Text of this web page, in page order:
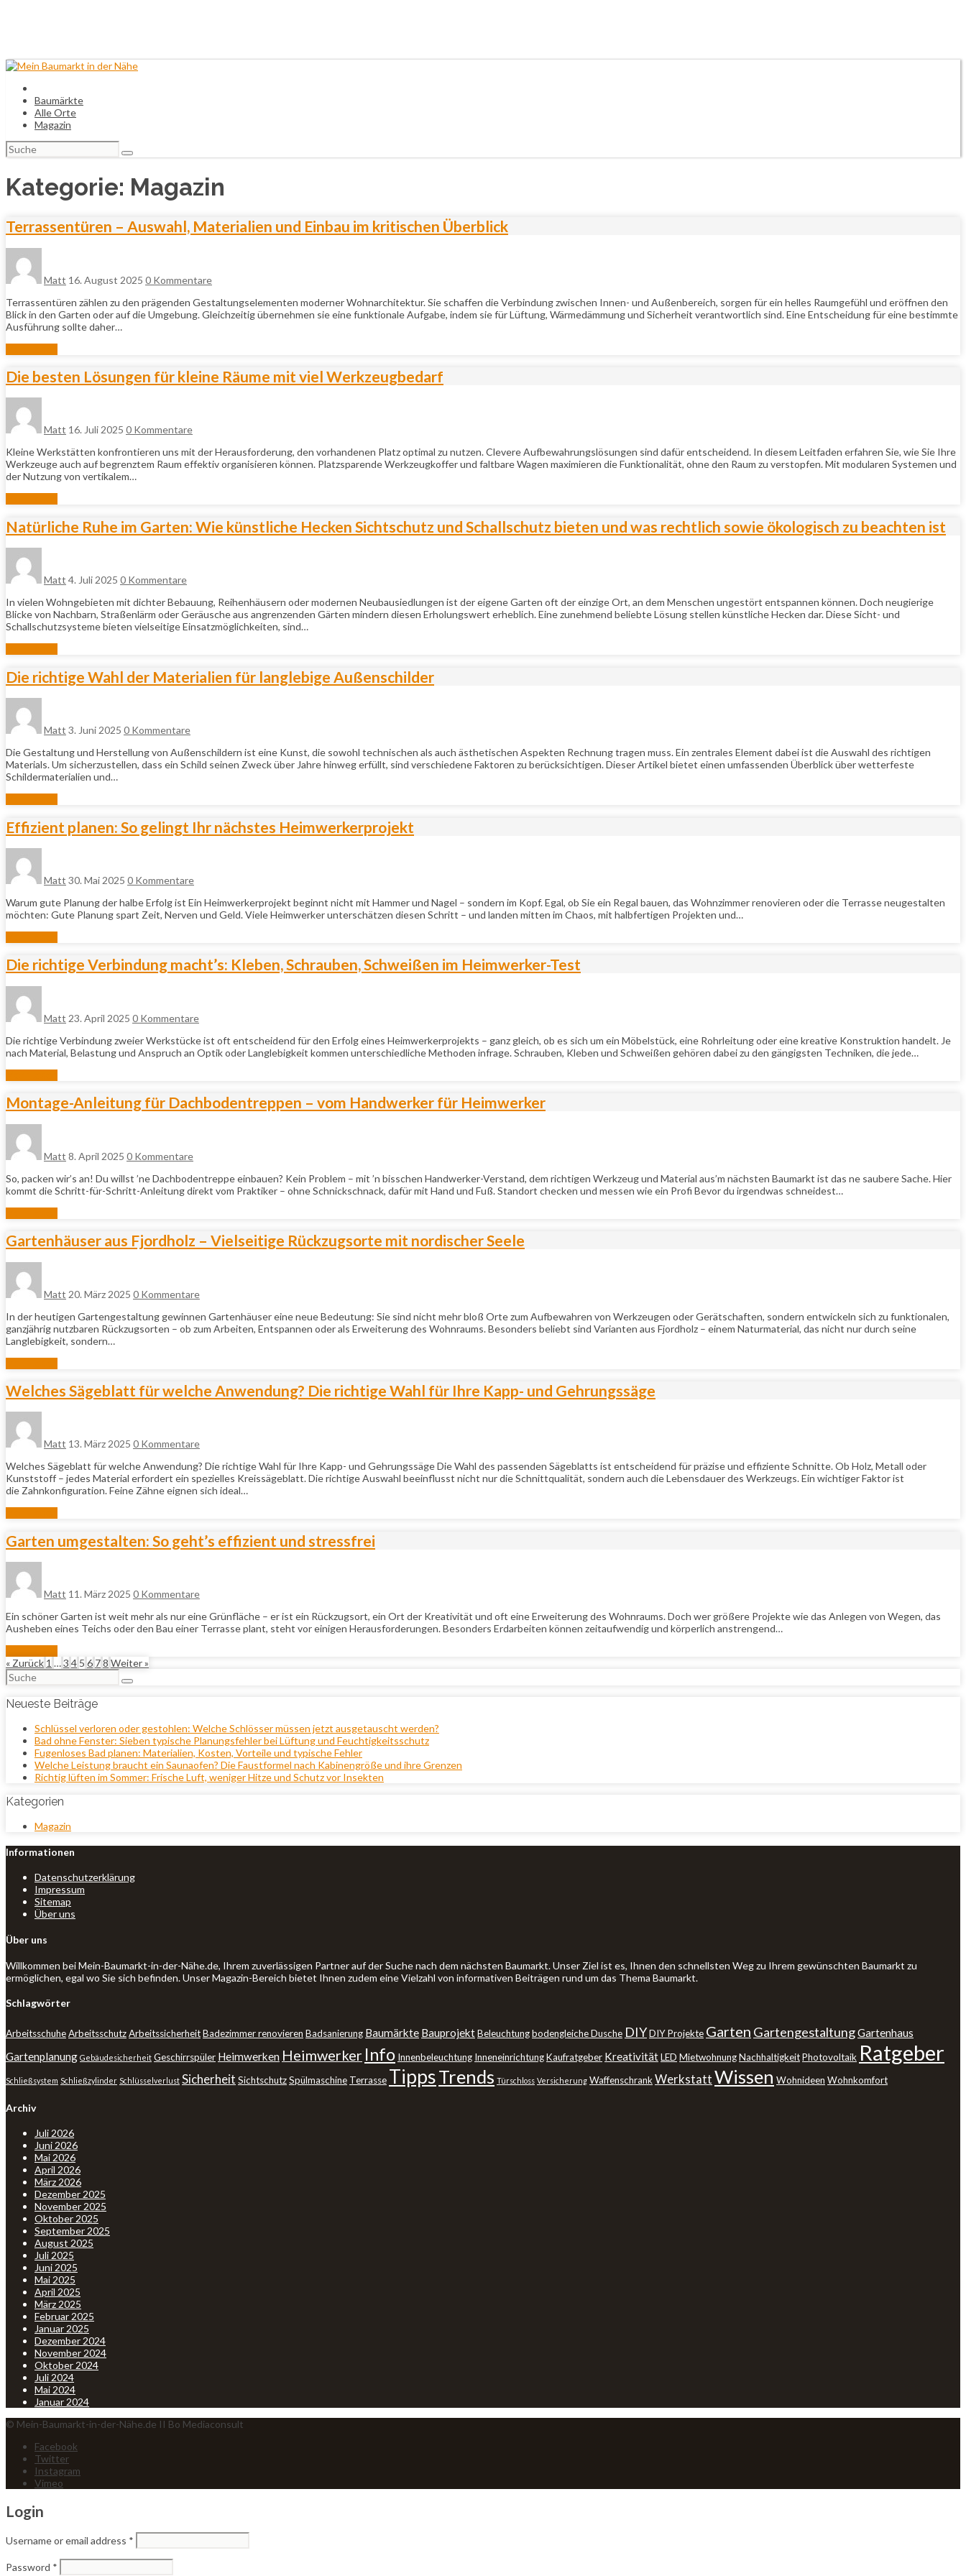
Baumärkte
Alle Orte
Magazin
Suchen
nach:
Kategorie: Magazin
Terrassentüren – Auswahl, Materialien und Einbau im kritischen Überblick
Matt 16. August 2025 0 Kommentare
Terrassentüren zählen zu den prägenden Gestaltungselementen moderner Wohnarchitektur. Sie schaffen die Verbindung zwischen Innen- und Außenbereich, sorgen für ein helles Raumgefühl und eröffnen den
Blick in den Garten oder auf die Umgebung. Gleichzeitig übernehmen sie eine funktionale Aufgabe, indem sie für Lüftung, Wärmedämmung und Sicherheit verantwortlich sind. Eine Entscheidung für eine bestimmte
Ausführung sollte daher…
Die besten Lösungen für kleine Räume mit viel Werkzeugbedarf
Matt 16. Juli 2025 0 Kommentare
Kleine Werkstätten konfrontieren uns mit der Herausforderung, den vorhandenen Platz optimal zu nutzen. Clevere Aufbewahrungslösungen sind dafür entscheidend. In diesem Leitfaden erfahren Sie, wie Sie Ihre
Werkzeuge auch auf begrenztem Raum effektiv organisieren können. Platzsparende Werkzeugkoffer und faltbare Wagen maximieren die Funktionalität, ohne den Raum zu verstopfen. Mit modularen Systemen und
der Nutzung von vertikalem…
Natürliche Ruhe im Garten: Wie künstliche Hecken Sichtschutz und Schallschutz bieten und was rechtlich sowie ökologisch zu beachten ist
Matt 4. Juli 2025 0 Kommentare
In vielen Wohngebieten mit dichter Bebauung, Reihenhäusern oder modernen Neubausiedlungen ist der eigene Garten oft der einzige Ort, an dem Menschen ungestört entspannen können. Doch neugierige
Blicke von Nachbarn, Straßenlärm oder Geräusche aus angrenzenden Gärten mindern diesen Erholungswert erheblich. Eine zunehmend beliebte Lösung stellen künstliche Hecken dar. Diese Sicht- und
Schallschutzsysteme bieten vielseitige Einsatzmöglichkeiten, sind…
Die richtige Wahl der Materialien für langlebige Außenschilder
Matt 3. Juni 2025 0 Kommentare
Die Gestaltung und Herstellung von Außenschildern ist eine Kunst, die sowohl technischen als auch ästhetischen Aspekten Rechnung tragen muss. Ein zentrales Element dabei ist die Auswahl des richtigen
Materials. Um sicherzustellen, dass ein Schild seinen Zweck über Jahre hinweg erfüllt, sind verschiedene Faktoren zu berücksichtigen. Dieser Artikel bietet einen umfassenden Überblick über wetterfeste
Schildermaterialien und…
Effizient planen: So gelingt Ihr nächstes Heimwerkerprojekt
Matt 30. Mai 2025 0 Kommentare
Warum gute Planung der halbe Erfolg ist Ein Heimwerkerprojekt beginnt nicht mit Hammer und Nagel – sondern im Kopf. Egal, ob Sie ein Regal bauen, das Wohnzimmer renovieren oder die Terrasse neugestalten
möchten: Gute Planung spart Zeit, Nerven und Geld. Viele Heimwerker unterschätzen diesen Schritt – und landen mitten im Chaos, mit halbfertigen Projekten und…
Die richtige Verbindung macht’s: Kleben, Schrauben, Schweißen im Heimwerker-Test
Matt 23. April 2025 0 Kommentare
Die richtige Verbindung zweier Werkstücke ist oft entscheidend für den Erfolg eines Heimwerkerprojekts – ganz gleich, ob es sich um ein Möbelstück, eine Rohrleitung oder eine kreative Konstruktion handelt. Je
nach Material, Belastung und Anspruch an Optik oder Langlebigkeit kommen unterschiedliche Methoden infrage. Schrauben, Kleben und Schweißen gehören dabei zu den gängigsten Techniken, die jede…
Montage-Anleitung für Dachbodentreppen – vom Handwerker für Heimwerker
Matt 8. April 2025 0 Kommentare
So, packen wir’s an! Du willst ’ne Dachbodentreppe einbauen? Kein Problem – mit ’n bisschen Handwerker-Verstand, dem richtigen Werkzeug und Material aus’m nächsten Baumarkt ist das ne saubere Sache. Hier
kommt die Schritt-für-Schritt-Anleitung direkt vom Praktiker – ohne Schnickschnack, dafür mit Hand und Fuß. Standort checken und messen wie ein Profi Bevor du irgendwas schneidest…
Gartenhäuser aus Fjordholz – Vielseitige Rückzugsorte mit nordischer Seele
Matt 20. März 2025 0 Kommentare
In der heutigen Gartengestaltung gewinnen Gartenhäuser eine neue Bedeutung: Sie sind nicht mehr bloß Orte zum Aufbewahren von Werkzeugen oder Gerätschaften, sondern entwickeln sich zu funktionalen,
ganzjährig nutzbaren Rückzugsorten – ob zum Arbeiten, Entspannen oder als Erweiterung des Wohnraums. Besonders beliebt sind Varianten aus Fjordholz – einem Naturmaterial, das nicht nur durch seine
Langlebigkeit, sondern…
Welches Sägeblatt für welche Anwendung? Die richtige Wahl für Ihre Kapp- und Gehrungssäge
Matt 13. März 2025 0 Kommentare
Welches Sägeblatt für welche Anwendung? Die richtige Wahl für Ihre Kapp- und Gehrungssäge Die Wahl des passenden Sägeblatts ist entscheidend für präzise und effiziente Schnitte. Ob Holz, Metall oder
Kunststoff – jedes Material erfordert ein spezielles Kreissägeblatt. Die richtige Auswahl beeinflusst nicht nur die Schnittqualität, sondern auch die Lebensdauer des Werkzeugs. Ein wichtiger Faktor ist
die Zahnkonfiguration. Feine Zähne eignen sich ideal…
Garten umgestalten: So geht’s effizient und stressfrei
Matt 11. März 2025 0 Kommentare
Ein schöner Garten ist weit mehr als nur eine Grünfläche – er ist ein Rückzugsort, ein Ort der Kreativität und oft eine Erweiterung des Wohnraums. Doch wer größere Projekte wie das Anlegen von Wegen, das
Ausheben eines Teichs oder den Bau einer Terrasse plant, steht vor einigen Herausforderungen. Besonders Erdarbeiten können zeitaufwendig und körperlich anstrengend…
« Zurück 1 …3 4 5 6 78 Weiter »
Suchen
nach:
Neueste Beiträge
Schlüssel verloren oder gestohlen: Welche Schlösser müssen jetzt ausgetauscht werden?
Bad ohne Fenster: Sieben typische Planungsfehler bei Lüftung und Feuchtigkeitsschutz
Fugenloses Bad planen: Materialien, Kosten, Vorteile und typische Fehler
Welche Leistung braucht ein Saunaofen? Die Faustformel nach Kabinengröße und ihre Grenzen
Richtig lüften im Sommer: Frische Luft, weniger Hitze und Schutz vor Insekten
Kategorien
Magazin
Informationen
Datenschutzerklärung
Impressum
Sitemap
Über uns
Über uns
Willkommen bei Mein-Baumarkt-in-der-Nähe.de, Ihrem zuverlässigen Partner auf der Suche nach dem nächsten Baumarkt. Unser Ziel ist es, Ihnen den schnellsten Weg zu Ihrem gewünschten Baumarkt zu
ermöglichen, egal wo Sie sich befinden. Unser Magazin-Bereich bietet Ihnen zudem eine Vielzahl von informativen Beiträgen rund um das Thema Baumarkt.
Schlagwörter
ArbeitsschuheArbeitsschutzArbeitssicherheitBadezimmer renovieren Badsanierung Baumärkte BauprojektBeleuchtungbodengleiche Dusche DIYDIY Projekte Garten GartengestaltungGartenhaus
Gartenplanung Gebäudesicherheit Geschirrspüler Heimwerken Heimwerker Info Innenbeleuchtung InneneinrichtungKaufratgeber KreativitätLED MietwohnungNachhaltigkeitPhotovoltaik Ratgeber
Schließsystem Schließzylinder Schlüsselverlust Sicherheit SichtschutzSpülmaschine Terrasse TippsTrends Türschloss Versicherung WaffenschrankWerkstattWissen Wohnideen Wohnkomfort
Archiv
Juli 2026
Juni 2026
Mai 2026
April 2026
März 2026
Dezember 2025
November 2025
Oktober 2025
September 2025
August 2025
Juli 2025
Juni 2025
Mai 2025
April 2025
März 2025
Februar 2025
Januar 2025
Dezember 2024
November 2024
Oktober 2024
Juli 2024
Mai 2024
Januar 2024
© Mein-Baumarkt-in-der-Nähe.de II Bo Mediaconsult
Facebook
Twitter
Instagram
Vimeo
Login
Username or email address *
Password *